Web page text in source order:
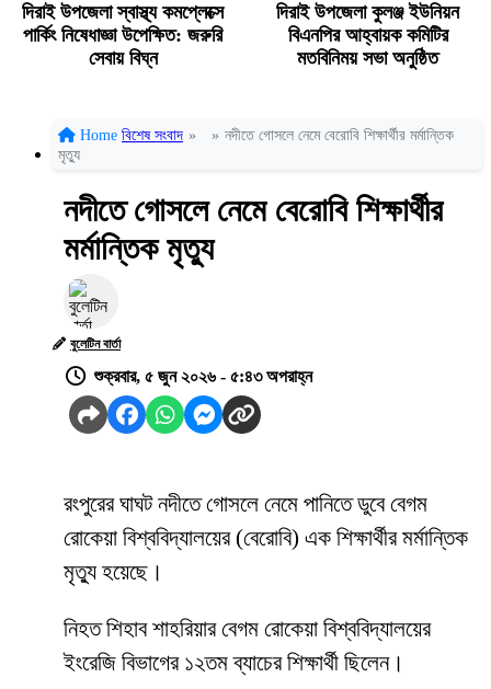
দিরাই উপজেলা স্বাস্থ্য কমপ্লেক্সে
পার্কিং নিষেধাজ্ঞা উপেক্ষিত: জরুরি
সেবায় বিঘ্ন
দিরাই উপজেলা কুলঞ্জ ইউনিয়ন
বিএনপির আহ্বায়ক কমিটির
মতবিনিময় সভা অনুষ্ঠিত
Home বিশেষ সংবাদ » » নদীতে গোসলে নেমে বেরোবি শিক্ষার্থীর মর্মান্তিক
মৃত্যু
নদীতে গোসলে নেমে বেরোবি শিক্ষার্থীর
মর্মান্তিক মৃত্যু
বুলেটিন বার্তা
শুক্রবার, ৫ জুন ২০২৬ - ৫:৪৩ অপরাহ্ন
রংপুরের ঘাঘট নদীতে গোসলে নেমে পানিতে ডুবে বেগম
রোকেয়া বিশ্ববিদ্যালয়ের (বেরোবি) এক শিক্ষার্থীর মর্মান্তিক
মৃত্যু হয়েছে।
নিহত শিহাব শাহরিয়ার বেগম রোকেয়া বিশ্ববিদ্যালয়ের
ইংরেজি বিভাগের ১২তম ব্যাচের শিক্ষার্থী ছিলেন।